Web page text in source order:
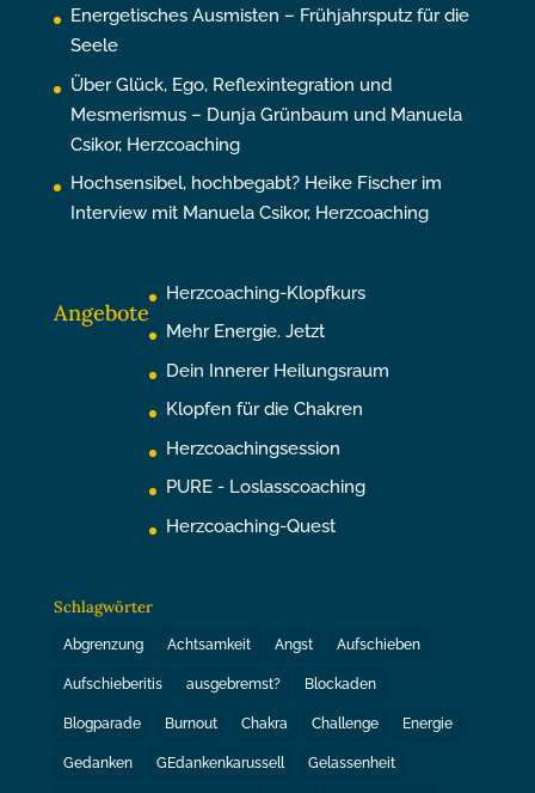
Energetisches Ausmisten – Frühjahrsputz für die
Seele
Über Glück, Ego, Reflexintegration und
Mesmerismus – Dunja Grünbaum und Manuela
Csikor, Herzcoaching
Hochsensibel, hochbegabt? Heike Fischer im
Interview mit Manuela Csikor, Herzcoaching
Angebote
Herzcoaching-Klopfkurs
Mehr Energie. Jetzt
Dein Innerer Heilungsraum
Klopfen für die Chakren
Herzcoachingsession
PURE - Loslasscoaching
Herzcoaching-Quest
Schlagwörter
Abgrenzung Achtsamkeit Angst Aufschieben
Aufschieberitis ausgebremst? Blockaden
Blogparade Burnout Chakra Challenge Energie
Gedanken GEdankenkarussell Gelassenheit